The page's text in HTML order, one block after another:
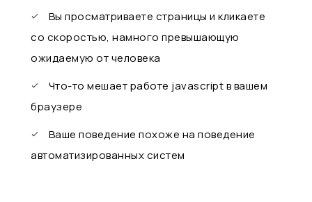
Вы просматриваете страницы и кликаете
со скоростью, намного превышающую
ожидаемую от человека
Что-то мешает работе javascript в вашем
браузере
Ваше поведение похоже на поведение
автоматизированных систем